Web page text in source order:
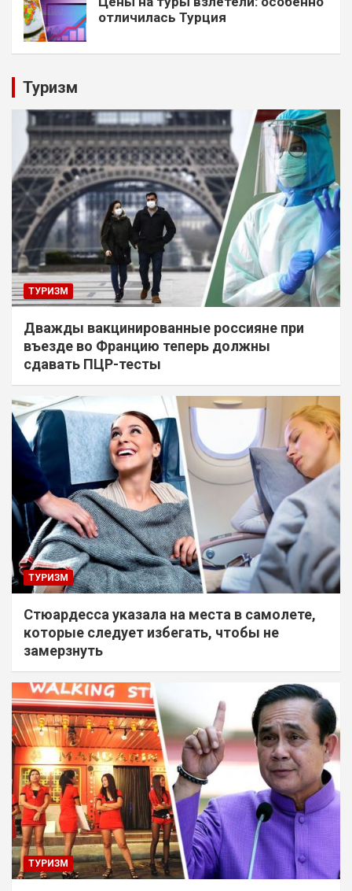
отличилась Турция
Туризм
ТУРИЗМ
Дважды вакцинированные россияне при
въезде во Францию теперь должны
сдавать ПЦР-тесты
ТУРИЗМ
Стюардесса указала на места в самолете,
которые следует избегать, чтобы не
замерзнуть
ТУРИЗМ